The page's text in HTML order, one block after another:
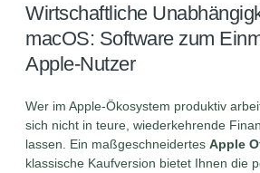
Wirtschaftliche
macOS: Software zum
Apple-Nutzer
Wer im Apple-Ökosystem produktiv
sich nicht in teure, wiederkehrende
lassen. Ein maßgeschneidertes Apple
klassische Kaufversion bietet Ihnen die